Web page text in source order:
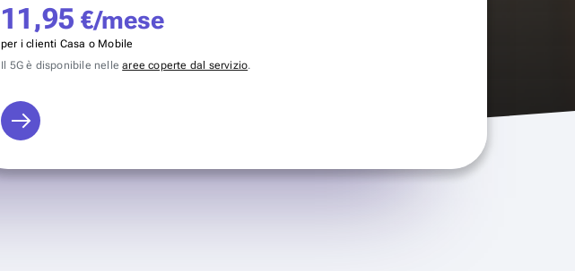
11,95 €/mese
per i clienti Casa o Mobile
Il 5G è disponibile nellearee coperte dal servizio.